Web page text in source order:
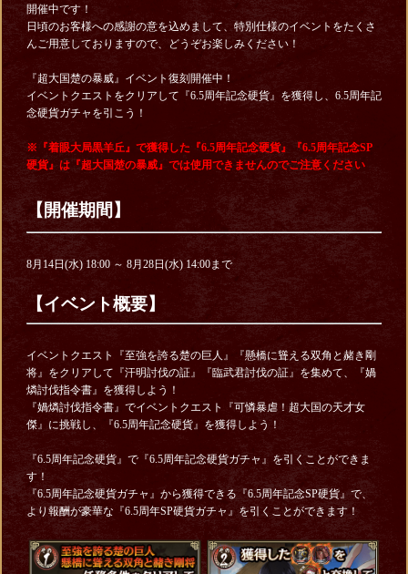
開催中です！
日頃のお客様への感謝の意を込めまして、特別仕様のイベントをたくさ
んご用意しておりますので、どうぞお楽しみください！
『超大国楚の暴威』イベント復刻開催中！
イベントクエストをクリアして『6.5周年記念硬貨』を獲得し、6.5周年記
念硬貨ガチャを引こう！
※『着眼大局黒羊丘』で獲得した『6.5周年記念硬貨』『6.5周年記念SP
硬貨』は『超大国楚の暴威』では使用できませんのでご注意ください
【開催期間】
8月14日(水) 18:00 ～ 8月28日(水) 14:00まで
【イベント概要】
イベントクエスト『至強を誇る楚の巨人』『懸橋に聳える双角と赭き剛
将』をクリアして『汗明討伐の証』『臨武君討伐の証』を集めて、『媧
燐討伐指令書』を獲得しよう！
『媧燐討伐指令書』でイベントクエスト『可憐暴虐！超大国の天才女
傑』に挑戦し、『6.5周年記念硬貨』を獲得しよう！
『6.5周年記念硬貨』で『6.5周年記念硬貨ガチャ』を引くことができま
す！
『6.5周年記念硬貨ガチャ』から獲得できる『6.5周年記念SP硬貨』で、
より報酬が豪華な『6.5周年SP硬貨ガチャ』を引くことができます！